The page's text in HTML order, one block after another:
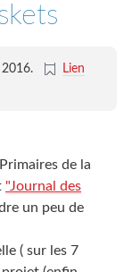
2016.
Lien
de la
"Journal des
un peu de
( sur les 7